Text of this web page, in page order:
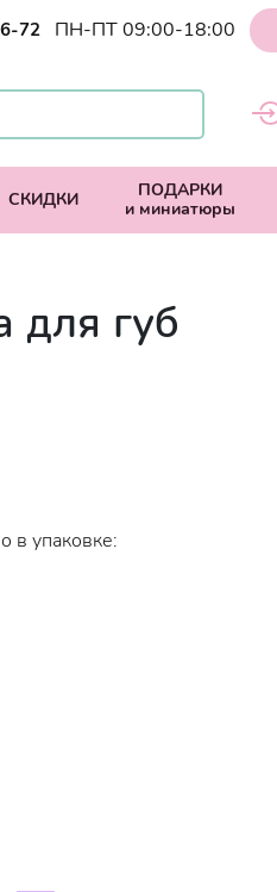
72 ПН-ПТ 09:00-18:00
СКИДКИ
ПОДАРКИ
и миниатюры
для губ
в упаковке: